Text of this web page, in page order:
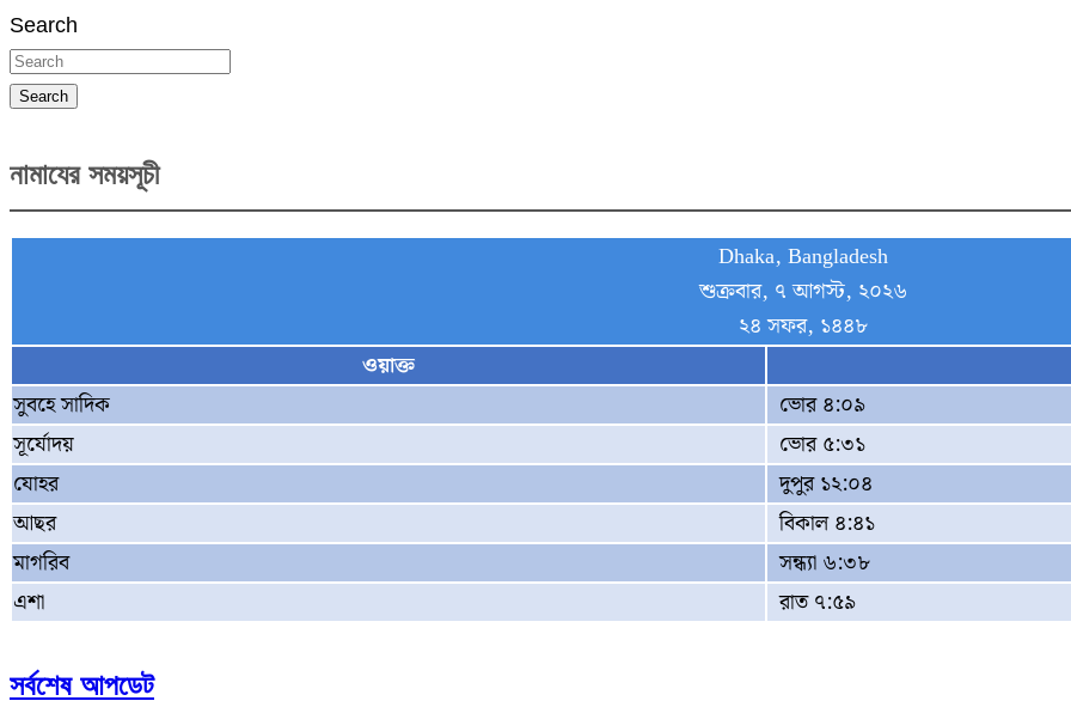
Search
Search
নামাযের সময়সূচী
Dhaka, Bangladesh
শুক্রবার, ৭ আগস্ট, ২০২৬
২৪ সফর, ১৪৪৮
ওয়াক্ত
সুবহে সাদিক
ভোর ৪:০৯
সূর্যোদয়
ভোর ৫:৩১
যোহর
দুপুর ১২:০৪
আছর
বিকাল ৪:৪১
মাগরিব
সন্ধ্যা ৬:৩৮
এশা
রাত ৭:৫৯
সর্বশেষ আপডেট